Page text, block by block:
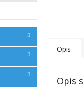
Opis
Opis